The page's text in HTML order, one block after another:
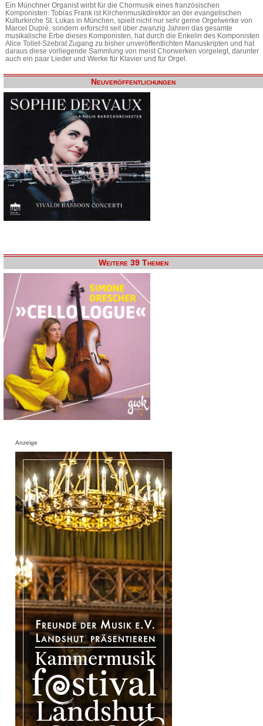
Ein Münchner Organist wirbt für die Chormusik eines französischen
Komponisten: Tobias Frank ist Kirchenmusikdirektor an der evangelischen
Kulturkirche St. Lukas in München, spielt nicht nur sehr gerne Orgelwerke von
Marcel Dupré, sondern erforscht seit über zwanzig Jahren das gesamte
musikalische Erbe dieses Komponisten, hat durch die Enkelin des Komponisten
Alice Tollet-Szebrat Zugang zu bisher unveröffentlichten Manuskripten und hat
daraus diese vorliegende Sammlung von meist Chorwerken vorgelegt, darunter
auch ein paar Lieder und Werke für Klavier und für Orgel.
Neuveröffentlichungen
Weitere 39 Themen
Anzeige